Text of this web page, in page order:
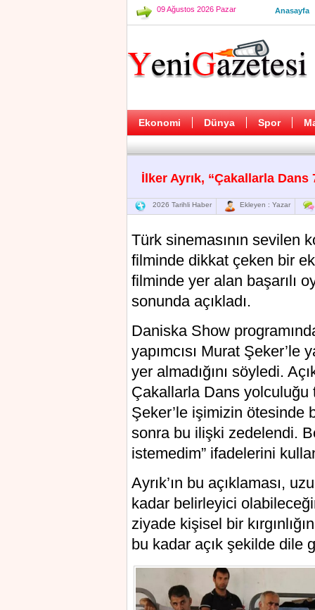
09 Ağustos 2026 Pazar Anasayfa
Ekonomi Dünya Spor
İlker Ayrık, “Çakallarla
2026 Tarihli Haber Ekleyen : Yazar
Türk sinemasının sevilen
filminde dikkat çeken bir
filminde yer alan başarılı
sonunda açıkladı.
Daniska Show
yapımcısı Murat Şeker’le
yer almadığını söyledi.
Çakallarla Dans yolculuğu
Şeker’le işimizin ötesinde
sonra bu ilişki zedelendi.
istemedim” ifadelerini
Ayrık’ın bu açıklaması,
kadar belirleyici
ziyade kişisel bir
bu kadar açık şekilde dile